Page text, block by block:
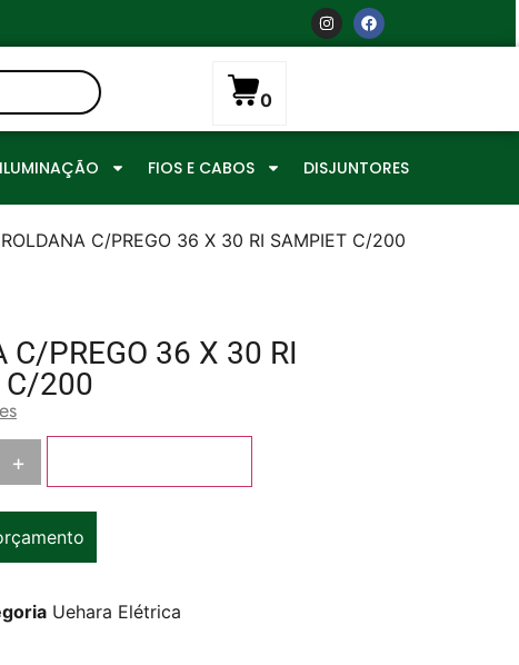
0
ILUMINAÇÃO FIOS E CABOS DISJUNTORES
C/PREGO 36 X 30 RI SAMPIET C/200
C/PREGO 36 X 30 RI
C/200
+
Uehara Elétrica